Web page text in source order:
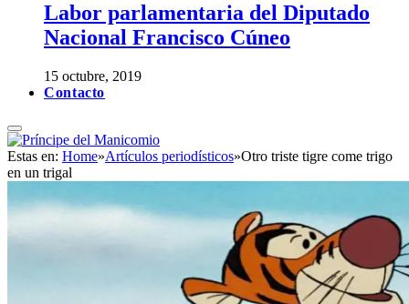
Labor parlamentaria del Diputado
Nacional Francisco Cúneo
15 octubre, 2019
Contacto
Estas en: Home»Artículos periodísticos»Otro triste tigre come trigo
en un trigal